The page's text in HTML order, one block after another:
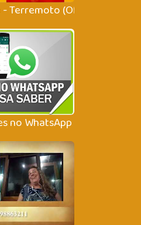
Terremoto (Official Music
no WhatsApp que você